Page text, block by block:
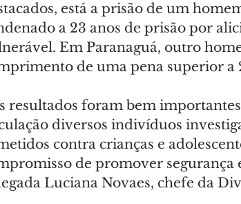
está a prisão de um
a 23 anos de prisão por
Em Paranaguá, outro
de uma pena superior a
resultados foram bem
diversos indivíduos
contra crianças e
de promover segurança
Luciana Novaes, chefe da